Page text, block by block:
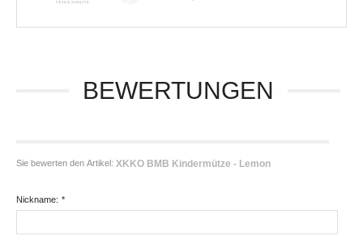
BEWERTUNGEN
Sie bewerten den Artikel: XKKO BMB Kindermütze - Lemon
*
Nickname: